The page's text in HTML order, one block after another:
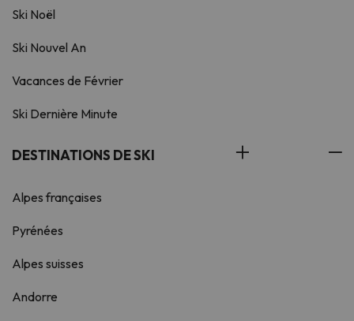
Ski Noël
Ski Nouvel An
Vacances de Février
Ski Dernière Minute
DESTINATIONS DE SKI
Alpes françaises
Pyrénées
Alpes suisses
Andorre